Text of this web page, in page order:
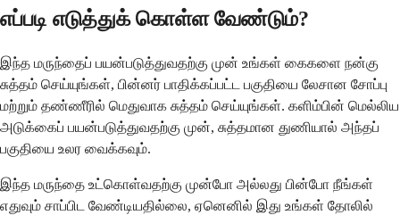
எப்படி எடுத்துக் கொள்ள வேண்டும்?
இந்த மருந்தைப் பயன்படுத்துவதற்கு முன் உங்கள் கைகளை நன்கு
சுத்தம் செய்யுங்கள், பின்னர் பாதிக்கப்பட்ட பகுதியை லேசான சோப்பு
மற்றும் தண்ணீரில் மெதுவாக சுத்தம் செய்யுங்கள். களிம்பின் மெல்லிய
அடுக்கைப் பயன்படுத்துவதற்கு முன், சுத்தமான துணியால் அந்தப்
பகுதியை உலர வைக்கவும்.
இந்த மருந்தை உட்கொள்வதற்கு முன்போ அல்லது பின்போ நீங்கள்
எதுவும் சாப்பிட வேண்டியதில்லை, ஏனெனில் இது உங்கள் தோலில்